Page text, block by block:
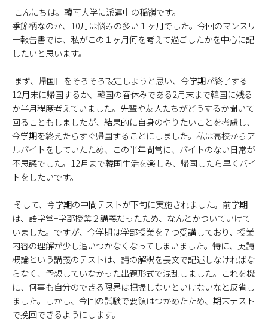
こんにちは。韓南大学に派遣中の稲嶺です。
季節柄なのか、10月は悩みの多い１ヶ月でした。今回のマンスリ
ー報告書では、私がこの１ヶ月何を考えて過ごしたかを中心に記
したいと思います。
まず、帰国日をそろそろ設定しようと思い、今学期が終了する
12月末に帰国するか、韓国の春休みである2月末まで韓国に残る
か半月程度考えていました。先輩や友人たちがどうするか聞いて
回ることもしましたが、結果的に自身のやりたいことを考慮し、
今学期を終えたらすぐ帰国することにしました。私は高校からア
ルバイトをしていたため、この半年間常に、バイトのない日常が
不思議でした。12月まで韓国生活を楽しみ、帰国したら早くバイ
トをしたいです。
そして、今学期の中間テストが下旬に実施されました。前学期
は、語学堂+学部授業２講義だったため、なんとかついていけて
いました。ですが、今学期は学部授業を７つ受講しており、授業
内容の理解が少し追いつかなくなってしまいました。特に、英詩
概論という講義のテストは、詩の解釈を長文で記述しなければな
らなく、予想していなかった出題形式で混乱しました。これを機
に、何事も自分のできる限界は把握しないといけないなと反省し
ました。しかし、今回の試験で要領はつかめたため、期末テスト
で挽回できるようにします。